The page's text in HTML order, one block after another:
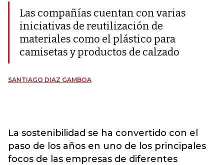
Las compañías cuentan con varias
iniciativas de reutilización de
materiales como el plástico para
camisetas y productos de calzado
SANTIAGO DIAZ GAMBOA
La sostenibilidad se ha convertido con el
paso de los años en uno de los principales
focos de las empresas de diferentes